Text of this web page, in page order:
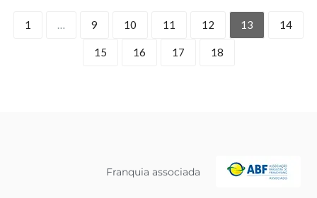
1 … 9 10 11 12 13 14
15 16 17 18
Franquia associada